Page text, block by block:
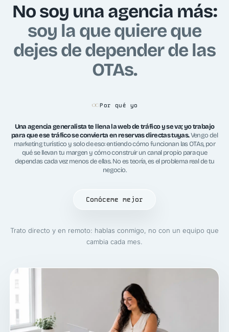
No soy una agencia más:
soy la que quiere que
dejes de depender de las
OTAs.
Por qué yo
Una agencia generalista te llena la web de tráfico y se va; yo trabajo
para que ese tráfico se convierta en reservas directas tuyas.Vengo del
marketing turístico y solo de eso: entiendo cómo funcionan las OTAs, por
qué se llevan tu margen y cómo construir un canal propio para que
dependas cada vez menos de ellas. No es teoría, es el problema real de tu
negocio.
Conóceme mejor
Trato directo y en remoto: hablas conmigo, no con un equipo que
cambia cada mes.